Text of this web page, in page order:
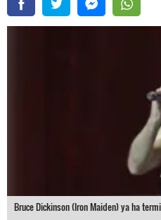
Bruce Dickinson (Iron Maiden) ya ha